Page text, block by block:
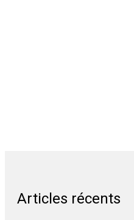
Articles récents